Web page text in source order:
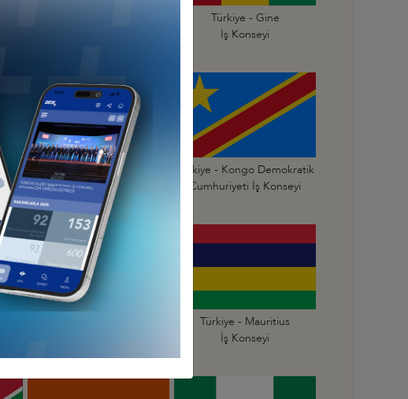
Türkiye - Gine
İş Konseyi
Türkiye - Kongo
Cumhuriyeti İş Konseyi
Türkiye - Kongo Demokratik
Cumhuriyeti İş Konseyi
Türkiye - Mauritius
İş Konseyi